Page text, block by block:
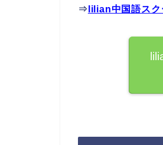
⇒ lilian中国語ス